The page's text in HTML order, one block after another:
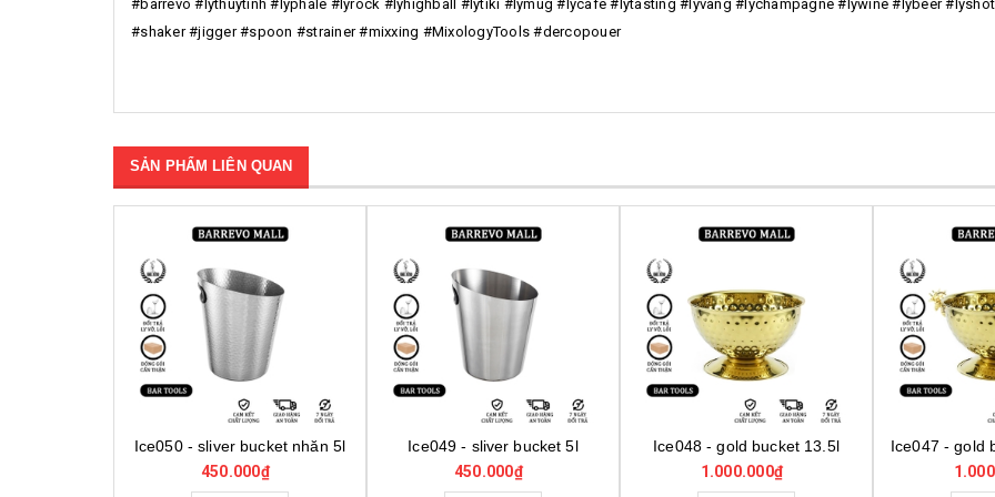
#barrevo #lythuytinh #lyphale #lyrock #lyhighball #lytiki #lymug #lycafe #lytasting #lyvang #lychampagne #lywine #lybeer
#shaker #jigger #spoon #strainer #mixxing #MixologyTools #dercopouer
SẢN PHẨM LIÊN QUAN
Ice049 - sliver bucket 5l
450.000₫
Ice048 - gold bucket 13.5l
1.000.000₫
Ice047 - gold bucket đầu hươu 13.5l
1.000.000₫
Ice046 -